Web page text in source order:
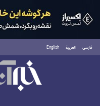
فارسی العربية English
یکشنبه ۱۸ مرداد ۱۴۰۵